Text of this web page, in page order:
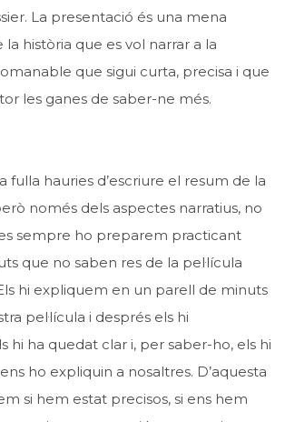
La presentació és una mena
la història que es vol narrar a la
que sigui curta, precisa i que
les ganes de saber-ne més.
fulla hauries d’escriure el resum de la
només dels aspectes narratius, no
sempre ho preparem practicant
que no saben res de la pel·lícula
hi expliquem en un parell de minuts
pel·lícula i després els hi
hi ha quedat clar i, per saber-ho, els hi
ho expliquin a nosaltres. D’aquesta
si hem estat precisos, si ens hem